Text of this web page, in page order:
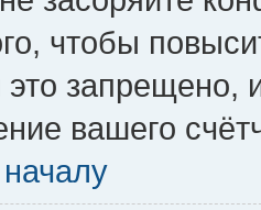
чтобы
запрещено,
вашего